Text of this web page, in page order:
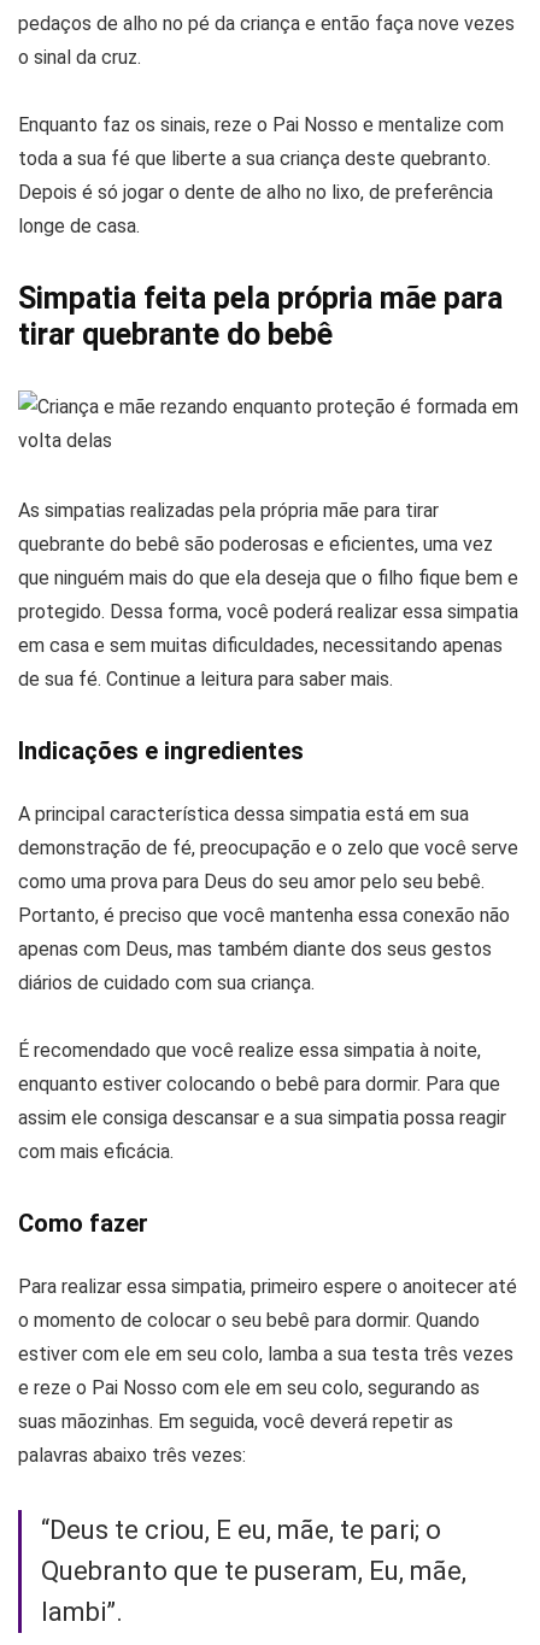
pedaços de alho no pé da criança e então faça nove vezes
o sinal da cruz.
Enquanto faz os sinais, reze o Pai Nosso e mentalize com
toda a sua fé que liberte a sua criança deste quebranto.
Depois é só jogar o dente de alho no lixo, de preferência
longe de casa.
Simpatia feita pela própria mãe para
tirar quebrante do bebê
As simpatias realizadas pela própria mãe para tirar
quebrante do bebê são poderosas e eficientes, uma vez
que ninguém mais do que ela deseja que o filho fique bem e
protegido. Dessa forma, você poderá realizar essa simpatia
em casa e sem muitas dificuldades, necessitando apenas
de sua fé. Continue a leitura para saber mais.
Indicações e ingredientes
A principal característica dessa simpatia está em sua
demonstração de fé, preocupação e o zelo que você serve
como uma prova para Deus do seu amor pelo seu bebê.
Portanto, é preciso que você mantenha essa conexão não
apenas com Deus, mas também diante dos seus gestos
diários de cuidado com sua criança.
É recomendado que você realize essa simpatia à noite,
enquanto estiver colocando o bebê para dormir. Para que
assim ele consiga descansar e a sua simpatia possa reagir
com mais eficácia.
Como fazer
Para realizar essa simpatia, primeiro espere o anoitecer até
o momento de colocar o seu bebê para dormir. Quando
estiver com ele em seu colo, lamba a sua testa três vezes
e reze o Pai Nosso com ele em seu colo, segurando as
suas mãozinhas. Em seguida, você deverá repetir as
palavras abaixo três vezes:
“Deus te criou, E eu, mãe, te pari; o
Quebranto que te puseram, Eu, mãe,
lambi”.